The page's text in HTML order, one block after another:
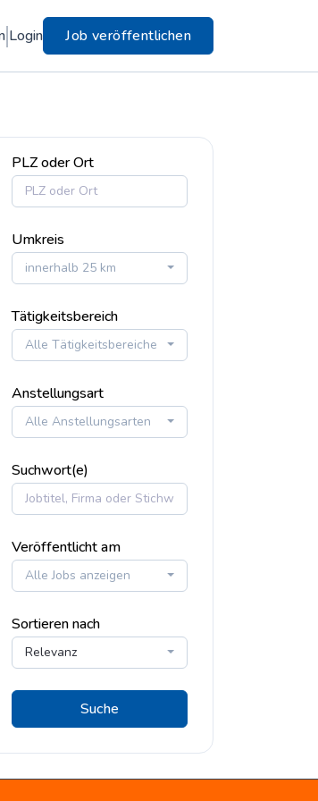
Login Job veröffentlichen
PLZ oder Ort
Umkreis
innerhalb 25 km
Tätigkeitsbereich
Alle Tätigkeitsbereiche
Anstellungsart
Alle Anstellungsarten
Suchwort(e)
Veröffentlicht am
Alle Jobs anzeigen
Sortieren nach
Relevanz
Suche